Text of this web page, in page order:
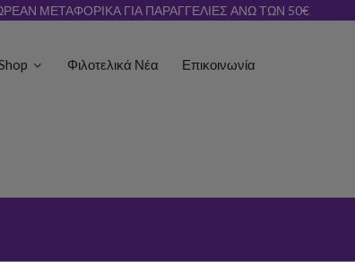
ΜΕΤΑΦΟΡΙΚΑ ΓΙΑ ΠΑΡΑΓΓΕΛΙΕΣ ΑΝΩ ΤΩΝ 50€
Φιλοτελικά Νέα Επικοινωνία